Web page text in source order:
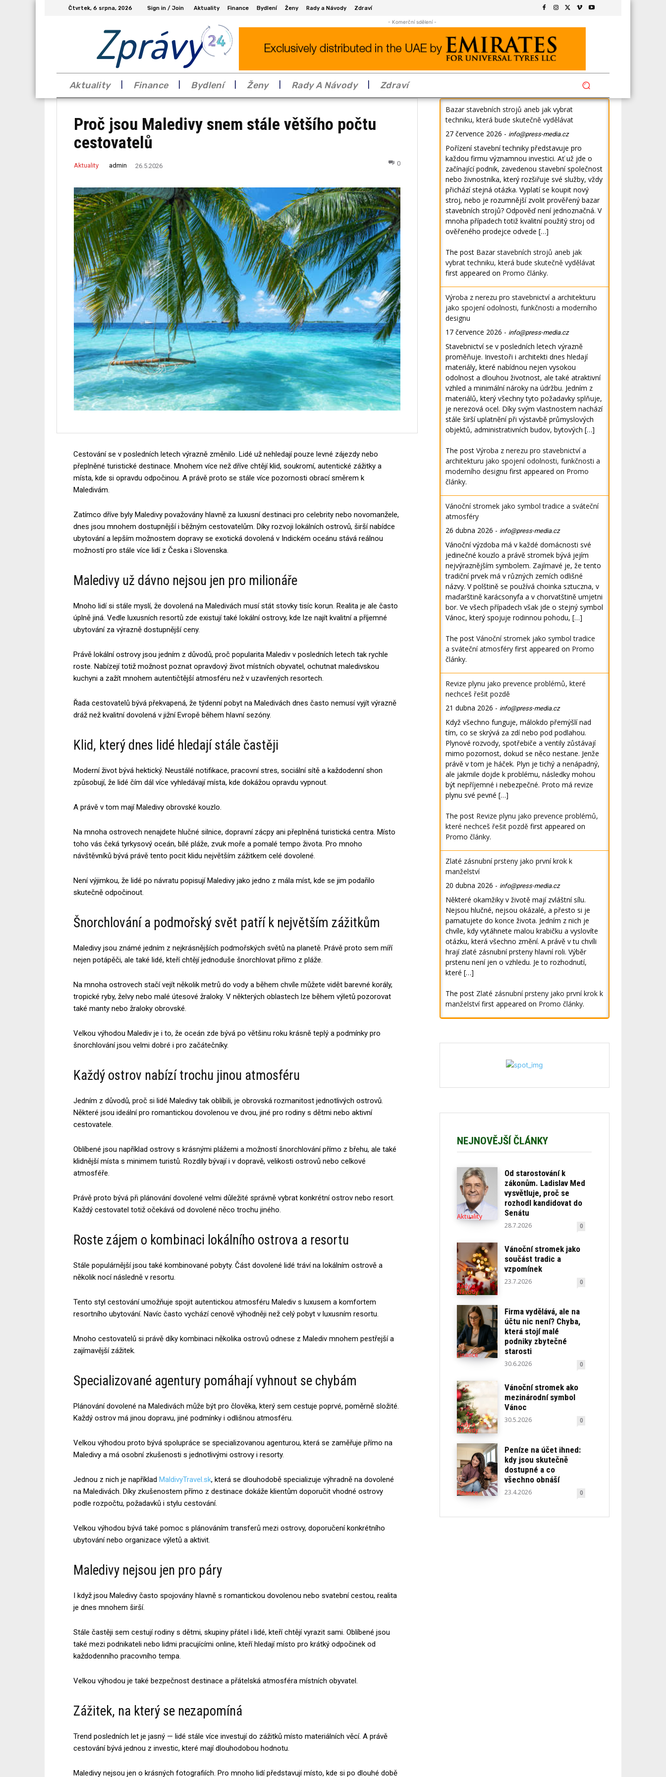
Čtvrtek, 6 srpna, 2026 Sign in / Join Aktuality Finance Bydlení Ženy Rady a Návody Zdraví
Zprávy - Komerční sdělení -
Aktuality Finance Bydlení Ženy Rady A Návody Zdraví
Proč jsou Maledivy snem stále většího počtu
cestovatelů
Aktuality admin 26.5.2026 0
Cestování se v posledních letech výrazně změnilo. Lidé už nehledají pouze levné zájezdy nebo
přeplněné turistické destinace. Mnohem více než dříve chtějí klid, soukromí, autentické zážitky a
místa, kde si opravdu odpočinou. A právě proto se stále více pozornosti obrací směrem k
Maledivám.
Zatímco dříve byly Maledivy považovány hlavně za luxusní destinaci pro celebrity nebo novomanžele,
dnes jsou mnohem dostupnější i běžným cestovatelům. Díky rozvoji lokálních ostrovů, širší nabídce
ubytování a lepším možnostem dopravy se exotická dovolená v Indickém oceánu stává reálnou
možností pro stále více lidí z Česka i Slovenska.
Maledivy už dávno nejsou jen pro milionáře
Mnoho lidí si stále myslí, že dovolená na Maledivách musí stát stovky tisíc korun. Realita je ale často
úplně jiná. Vedle luxusních resortů zde existují také lokální ostrovy, kde lze najít kvalitní a příjemné
ubytování za výrazně dostupnější ceny.
Právě lokální ostrovy jsou jedním z důvodů, proč popularita Malediv v posledních letech tak rychle
roste. Nabízejí totiž možnost poznat opravdový život místních obyvatel, ochutnat maledivskou
kuchyni a zažít mnohem autentičtější atmosféru než v uzavřených resortech.
Řada cestovatelů bývá překvapená, že týdenní pobyt na Maledivách dnes často nemusí vyjít výrazně
dráž než kvalitní dovolená v jižní Evropě během hlavní sezóny.
Klid, který dnes lidé hledají stále častěji
Moderní život bývá hektický. Neustálé notifikace, pracovní stres, sociální sítě a každodenní shon
způsobují, že lidé čím dál více vyhledávají místa, kde dokážou opravdu vypnout.
A právě v tom mají Maledivy obrovské kouzlo.
Na mnoha ostrovech nenajdete hlučné silnice, dopravní zácpy ani přeplněná turistická centra. Místo
toho vás čeká tyrkysový oceán, bílé pláže, zvuk moře a pomalé tempo života. Pro mnoho
návštěvníků bývá právě tento pocit klidu největším zážitkem celé dovolené.
Není výjimkou, že lidé po návratu popisují Maledivy jako jedno z mála míst, kde se jim podařilo
skutečně odpočinout.
Šnorchlování a podmořský svět patří k největším zážitkům
Maledivy jsou známé jedním z nejkrásnějších podmořských světů na planetě. Právě proto sem míří
nejen potápěči, ale také lidé, kteří chtějí jednoduše šnorchlovat přímo z pláže.
Na mnoha ostrovech stačí vejít několik metrů do vody a během chvíle můžete vidět barevné korály,
tropické ryby, želvy nebo malé útesové žraloky. V některých oblastech lze během výletů pozorovat
také manty nebo žraloky obrovské.
Velkou výhodou Malediv je i to, že oceán zde bývá po většinu roku krásně teplý a podmínky pro
šnorchlování jsou velmi dobré i pro začátečníky.
Každý ostrov nabízí trochu jinou atmosféru
Jedním z důvodů, proč si lidé Maledivy tak oblíbili, je obrovská rozmanitost jednotlivých ostrovů.
Některé jsou ideální pro romantickou dovolenou ve dvou, jiné pro rodiny s dětmi nebo aktivní
cestovatele.
Oblíbené jsou například ostrovy s krásnými plážemi a možností šnorchlování přímo z břehu, ale také
klidnější místa s minimem turistů. Rozdíly bývají i v dopravě, velikosti ostrovů nebo celkové
atmosféře.
Právě proto bývá při plánování dovolené velmi důležité správně vybrat konkrétní ostrov nebo resort.
Každý cestovatel totiž očekává od dovolené něco trochu jiného.
Roste zájem o kombinaci lokálního ostrova a resortu
Stále populárnější jsou také kombinované pobyty. Část dovolené lidé tráví na lokálním ostrově a
několik nocí následně v resortu.
Tento styl cestování umožňuje spojit autentickou atmosféru Malediv s luxusem a komfortem
resortního ubytování. Navíc často vychází cenově výhodněji než celý pobyt v luxusním resortu.
Mnoho cestovatelů si právě díky kombinaci několika ostrovů odnese z Malediv mnohem pestřejší a
zajímavější zážitek.
Specializované agentury pomáhají vyhnout se chybám
Plánování dovolené na Maledivách může být pro člověka, který sem cestuje poprvé, poměrně složité.
Každý ostrov má jinou dopravu, jiné podmínky i odlišnou atmosféru.
Velkou výhodou proto bývá spolupráce se specializovanou agenturou, která se zaměřuje přímo na
Maledivy a má osobní zkušenosti s jednotlivými ostrovy i resorty.
Jednou z nich je například MaldivyTravel.sk, která se dlouhodobě specializuje výhradně na dovolené
na Maledivách. Díky zkušenostem přímo z destinace dokáže klientům doporučit vhodné ostrovy
podle rozpočtu, požadavků i stylu cestování.
Velkou výhodou bývá také pomoc s plánováním transferů mezi ostrovy, doporučení konkrétního
ubytování nebo organizace výletů a aktivit.
Maledivy nejsou jen pro páry
I když jsou Maledivy často spojovány hlavně s romantickou dovolenou nebo svatební cestou, realita
je dnes mnohem širší.
Stále častěji sem cestují rodiny s dětmi, skupiny přátel i lidé, kteří chtějí vyrazit sami. Oblíbené jsou
také mezi podnikateli nebo lidmi pracujícími online, kteří hledají místo pro krátký odpočinek od
každodenního pracovního tempa.
Velkou výhodou je také bezpečnost destinace a přátelská atmosféra místních obyvatel.
Zážitek, na který se nezapomíná
Trend posledních let je jasný — lidé stále více investují do zážitků místo materiálních věcí. A právě
cestování bývá jednou z investic, které mají dlouhodobou hodnotu.
Maledivy nejsou jen o krásných fotografiích. Pro mnoho lidí představují místo, kde si po dlouhé době
Bazar stavebních strojů aneb jak vybrat
techniku, která bude skutečně vydělávat
27 července 2026 - info@press-media.cz
Pořízení stavební techniky představuje pro
každou firmu významnou investici. Ať už jde o
začínající podnik, zavedenou stavební společnost
nebo živnostníka, který rozšiřuje své služby, vždy
přichází stejná otázka. Vyplatí se koupit nový
stroj, nebo je rozumnější zvolit prověřený bazar
stavebních strojů? Odpověď není jednoznačná. V
mnoha případech totiž kvalitní použitý stroj od
ověřeného prodejce odvede […]
The post Bazar stavebních strojů aneb jak
vybrat techniku, která bude skutečně vydělávat
first appeared on Promo články.
Výroba z nerezu pro stavebnictví a architekturu
jako spojení odolnosti, funkčnosti a moderního
designu
17 července 2026 - info@press-media.cz
Stavebnictví se v posledních letech výrazně
proměňuje. Investoři i architekti dnes hledají
materiály, které nabídnou nejen vysokou
odolnost a dlouhou životnost, ale také atraktivní
vzhled a minimální nároky na údržbu. Jedním z
materiálů, který všechny tyto požadavky splňuje,
je nerezová ocel. Díky svým vlastnostem nachází
stále širší uplatnění při výstavbě průmyslových
objektů, administrativních budov, bytových […]
The postVýroba z nerezu pro stavebnictví a
architekturu jako spojení odolnosti, funkčnosti a
moderního designu first appeared on Promo
články.
Vánoční stromek jako symbol tradice a sváteční
atmosféry
26 dubna 2026 - info@press-media.cz
Vánoční výzdoba má v každé domácnosti své
jedinečné kouzlo a právě stromek bývá jejím
nejvýraznějším symbolem. Zajímavé je, že tento
tradiční prvek má v různých zemích odlišné
názvy. V polštině se používá choinka sztuczna, v
maďarštině karácsonyfa a v chorvatštině umjetni
bor. Ve všech případech však jde o stejný symbol
Vánoc, který spojuje rodinnou pohodu, […]
The postVánoční stromek jako symbol tradice
a sváteční atmosféry first appeared on Promo
články.
Revize plynu jako prevence problémů, které
nechceš řešit pozdě
21 dubna 2026 - info@press-media.cz
Když všechno funguje, málokdo přemýšlí nad
tím, co se skrývá za zdí nebo pod podlahou.
Plynové rozvody, spotřebiče a ventily zůstávají
mimo pozornost, dokud se něco nestane. Jenže
právě v tom je háček. Plyn je tichý a nenápadný,
ale jakmile dojde k problému, následky mohou
být nepříjemné i nebezpečné. Proto má revize
plynu své pevné […]
The post Revize plynu jako prevence problémů,
které nechceš řešit pozdě first appeared on
Promo články.
Zlaté zásnubní prsteny jako první krok k
manželství
20 dubna 2026 - info@press-media.cz
Některé okamžiky v životě mají zvláštní sílu.
Nejsou hlučné, nejsou okázalé, a přesto si je
pamatujete do konce života. Jedním z nich je
chvíle, kdy vytáhnete malou krabičku a vyslovíte
otázku, která všechno změní. A právě v tu chvíli
hrají zlaté zásnubní prsteny hlavní roli. Výběr
prstenu není jen o vzhledu. Je to rozhodnutí,
které […]
The post Zlaté zásnubní prsteny jako první krok k
manželstvífirst appeared on Promo články.
NEJNOVĚJŠÍ ČLÁNKY
Aktuality
Od starostování k
zákonům. Ladislav Med
vysvětluje, proč se
rozhodl kandidovat do
Senátu
28.7.2026 0
Rady a
Návody
Vánoční stromek jako
součást tradic a
vzpomínek
23.7.2026 0
Finance
Firma vydělává, ale na
účtu nic není? Chyba,
která stojí malé
podniky zbytečné
starosti
30.6.2026 0
Rady a
Návody
Vánoční stromek ako
mezinárodní symbol
Vánoc
30.5.2026 0
Finance
Peníze na účet ihned:
kdy jsou skutečně
dostupné a co
všechno obnáší
23.4.2026 0